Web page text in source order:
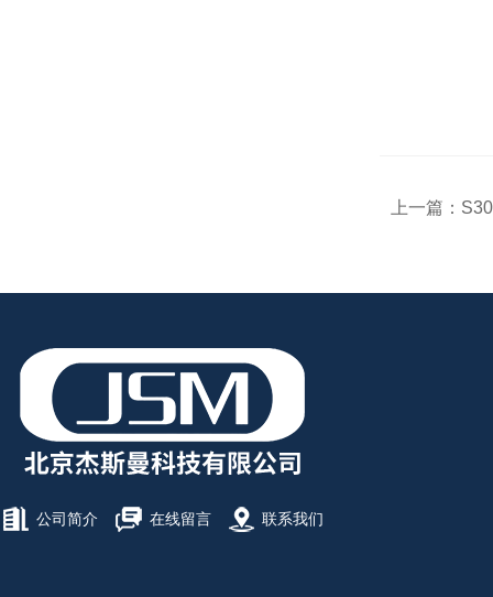
上一篇：
公司简介 在线留言 联系我们